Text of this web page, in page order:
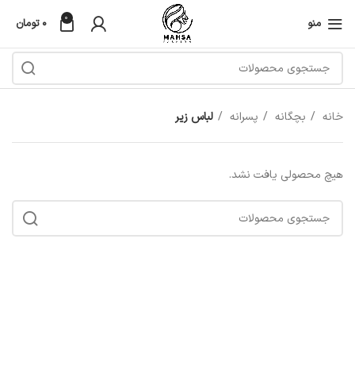
منو 0 ۰ تومان
خانه بچگانه پسرانه لباس زیر
هیچ محصولی یافت نشد.